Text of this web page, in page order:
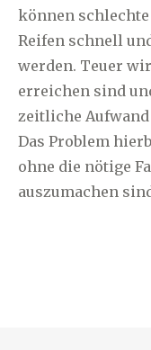
können schlechte
Reifen schnell
werden. Teuer
erreichen sind
zeitliche
Das Problem
ohne die nötige
auszumachen